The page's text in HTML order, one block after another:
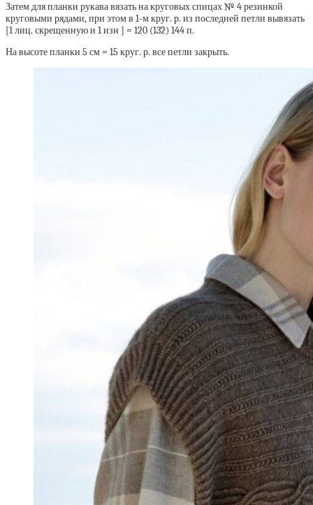
Затем для планки рукава вязать на круговых спицах № 4 резинкой
круговыми рядами, при этом в 1-м круг. р. из последней петли вывязать
[1 лиц. скрещенную и 1 изн ] = 120 (132) 144 п.
На высоте планки 5 см = 15 круг. р. все петли закрыть.